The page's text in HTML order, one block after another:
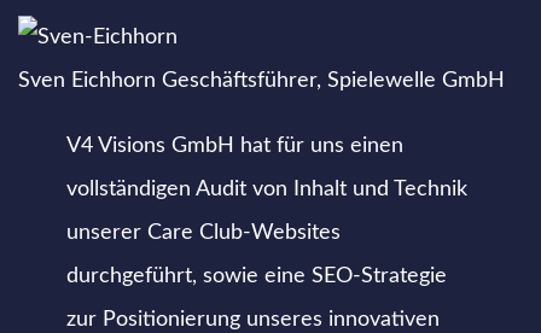
Sven Eichhorn Geschäftsführer, Spielewelle GmbH
V4 Visions GmbH hat für uns einen
vollständigen Audit von Inhalt und Technik
unserer Care Club-Websites
durchgeführt, sowie eine SEO-Strategie
zur Positionierung unseres innovativen